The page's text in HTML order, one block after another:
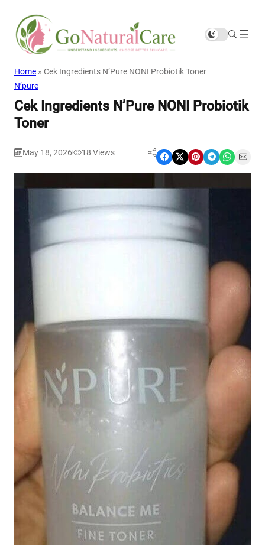
Home » Cek Ingredients N’Pure NONI Probiotik Toner
N’pure
Cek Ingredients N’Pure NONI Probiotik
Toner
May 18, 2026 18 Views Share on Facebook Share on X Share on Pinterest Share on Telegram Share on WhatsApp Share on Email